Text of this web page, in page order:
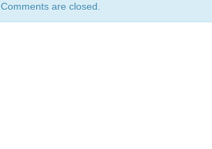
Comments are closed.